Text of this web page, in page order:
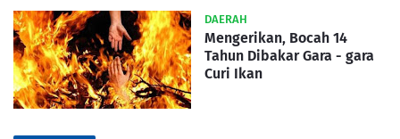
DAERAH
Mengerikan, Bocah 14
Tahun Dibakar Gara - gara
Curi Ikan